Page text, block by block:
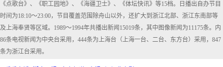
《点歌台》、《职工园地》、《海疆卫士》、《体坛快讯》等15档。日播出自办节目
时间为18:10～23:00，节目覆盖范围除舟山以外，还扩大到浙江北部、浙江东南部等
及上海奉贤等区域。1989～1994年共播出新闻15019条，其中图像新闻为11175条。内
86条电视新闻为中央台采用，444条为上海台（上海一台、二台、东方台）采用，847
条为浙江台采用。